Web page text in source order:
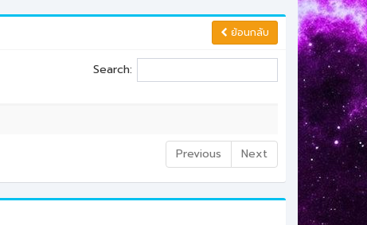
ย้อนกลับ
Search:
Previous Next